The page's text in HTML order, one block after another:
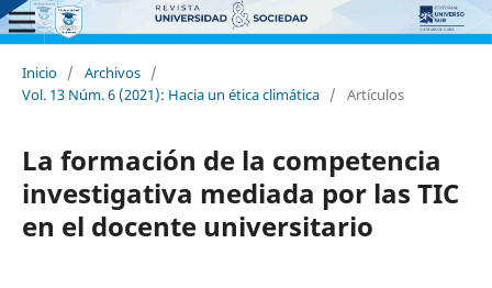
Inicio / Archivos /
Vol. 13 Núm. 6 (2021): Hacia un ética climática / Artículos
La formación de la competencia
investigativa mediada por las TIC
en el docente universitario